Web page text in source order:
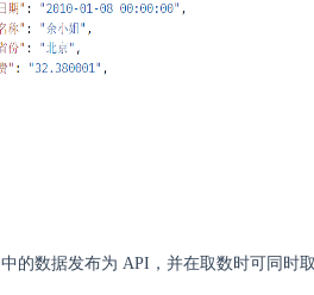
中的数据发布为 API，并在取数时可同时